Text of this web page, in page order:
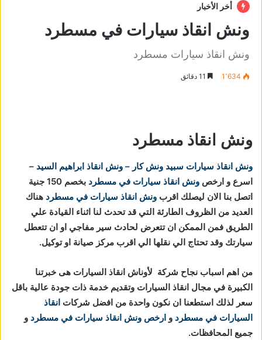
أخر الأخبار
ونش انقاذ سيارات في مسطرد
ونش انقاذ سيارات مسطرد
1٬634
ونش انقاذ مسطرد
ونش انقاذ سيارات سبيد ونش كار – ونش انقاذ ابراهيم السيد –
اسرع و ارخص ونش انقاذ سيارات في مسطرد
بخصم 150 جنية
اتصل بنا الان ليصلك اقرب ونش انقاذ سيارات في مسطرد هناك
العديد من الظروف الطارئة التي قد تحدث لنا اثناء القيادة علي
الطريق فمن الممكن ان تتعرض لحادث سير مفاجي او ان تتعطل
سيارتك وقد تحتاج الي نقلها الي اقرب مركز صيانة او توكيل.
من اهم اسباب نجاح شركة لأوناش انقاذ السيارات هى خبرتنا
الكبيرة في مجال انقاذ السيارات وتقديم خدمة ذات جودة عالية باقل
سعر لذلك استطعنا ان نكون واحدة من افضل شركات انقاذ
السيارات في مسطرد و ارخص ونش انقاذ سيارات في مسطرد و
جميع المحافظات.